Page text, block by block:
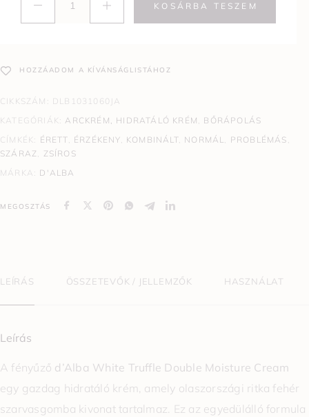
KOSÁRBA TESZEM
HOZZÁADOM A KÍVÁNSÁGLISTÁHOZ
CIKKSZÁM: DLB1031060JA
KATEGÓRIÁK:ARCKRÉM, HIDRATÁLÓ KRÉM , BŐRÁPOLÁS
CÍMKÉK: ÉRETT, ÉRZÉKENY, KOMBINÁLT, NORMÁL, PROBLÉMÁS ,
SZÁRAZ , ZSÍROS
MÁRKA: D'ALBA
MEGOSZTÁS
LEÍRÁS ÖSSZETEVŐK / JELLEMZŐK HASZNÁLAT
Leírás
A fényűző d’Alba White Truffle Double Moisture Cream
egy gazdag hidratáló krém, amely olaszországi ritka fehér
szarvasgomba kivonat tartalmaz. Ez az egyedülálló formula